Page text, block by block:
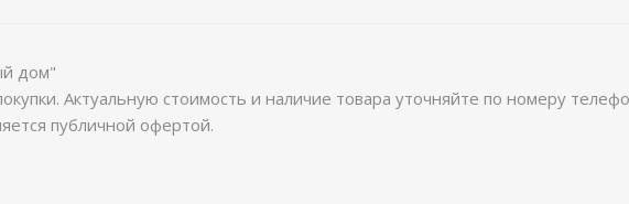
дом"
Актуальную стоимость и наличие товара уточняйте по номеру
публичной офертой.